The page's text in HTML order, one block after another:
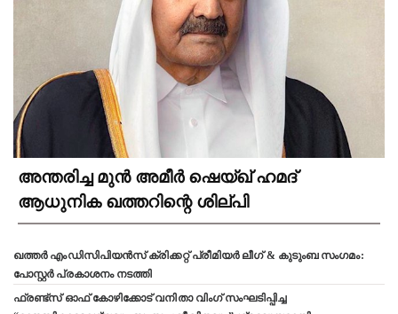
അന്തരിച്ച മുൻ അമീർ ഷെയ്ഖ് ഹമദ്
ആധുനിക ഖത്തറിന്റെ ശില്പി
ഖത്തർ എംഡിസിപിയൻസ് ക്രിക്കറ്റ് പ്രീമിയർ ലീഗ് & കുടുംബ സംഗമം:
പോസ്റ്റർ പ്രകാശനം നടത്തി
ഫ്രണ്ട്സ് ഓഫ് കോഴിക്കോട് വനിതാ വിംഗ് സംഘടിപ്പിച്ച